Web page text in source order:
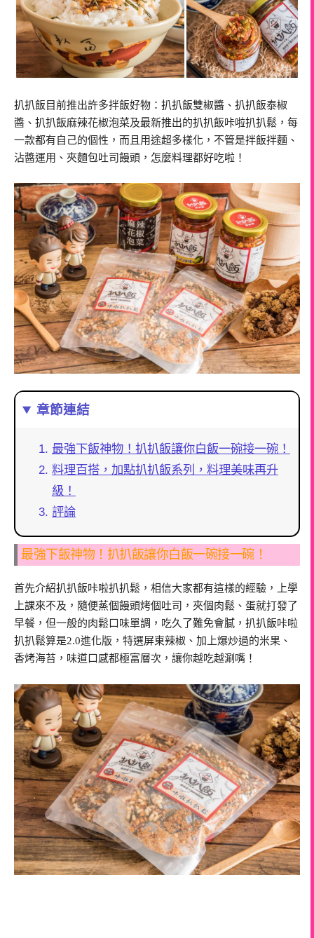
扒扒飯目前推出許多拌飯好物：扒扒飯雙椒醬、扒扒飯泰椒
醬、扒扒飯麻辣花椒泡菜及最新推出的扒扒飯咔啦扒扒鬆，每
一款都有自己的個性，而且用途超多樣化，不管是拌飯拌麵、
沾醬運用、夾麵包吐司饅頭，怎麼料理都好吃啦！
章節連結
最強下飯神物！扒扒飯讓你白飯一碗接一碗！
料理百搭，加點扒扒飯系列，料理美味再升
級！
評論
最強下飯神物！扒扒飯讓你白飯一碗接一碗！
首先介紹扒扒飯咔啦扒扒鬆，相信大家都有這樣的經驗，上學
上課來不及，隨便蒸個饅頭烤個吐司，夾個肉鬆、蛋就打發了
早餐，但一般的肉鬆口味單調，吃久了難免會膩，扒扒飯咔啦
扒扒鬆算是2.0進化版，特選屏東辣椒、加上爆炒過的米果、
香烤海苔，味道口感都極富層次，讓你越吃越涮嘴！